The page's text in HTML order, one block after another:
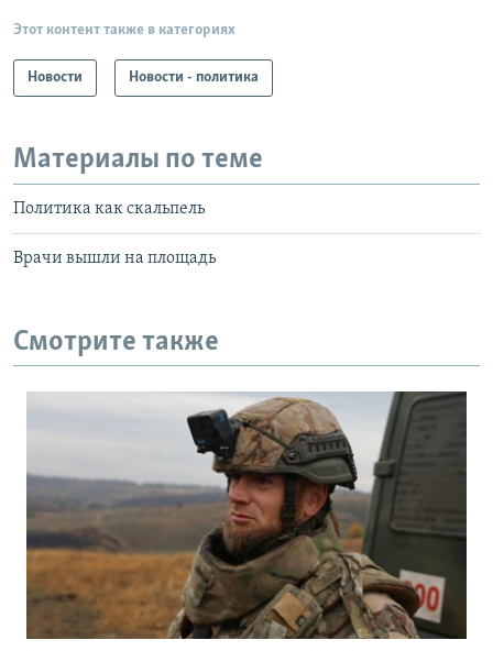
Этот контент также в категориях
Новости Новости - политика
Материалы по теме
Политика как скальпель
Врачи вышли на площадь
Смотрите также